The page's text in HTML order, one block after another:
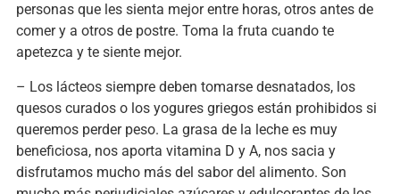
personas que les sienta mejor entre horas, otros antes de
comer y a otros de postre. Toma la fruta cuando te
apetezca y te siente mejor.
– Los lácteos siempre deben tomarse desnatados, los
quesos curados o los yogures griegos están prohibidos si
queremos perder peso. La grasa de la leche es muy
beneficiosa, nos aporta vitamina D y A, nos sacia y
disfrutamos mucho más del sabor del alimento. Son